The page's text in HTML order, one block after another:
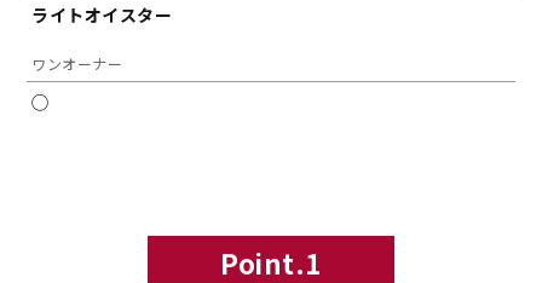
ライトオイスター
ワンオーナー
◯
Point.1